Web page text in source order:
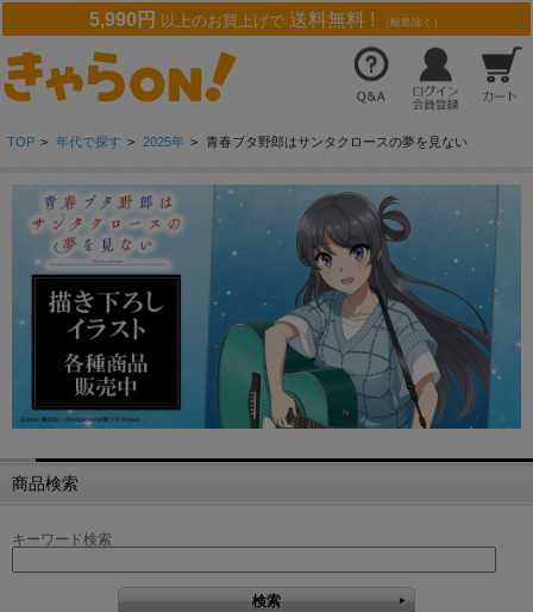
5,990円 以上のお買上げで 送料無料 ! （離島除く）
TOP > 年代で探す > 2025年 > 青春ブタ野郎はサンタクロースの夢を見ない
商品検索
キーワード検索